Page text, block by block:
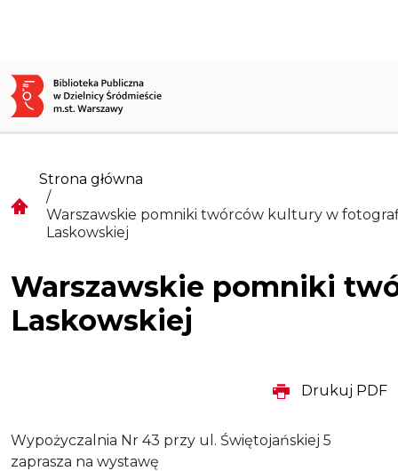
Strona główna
Warszawskie pomniki twórców kultury w
Laskowskiej
Warszawskie pomniki
Laskowskiej
Drukuj PDF
Wypożyczalnia Nr 43 przy ul. Świętojańskiej 5
zaprasza na wystawę